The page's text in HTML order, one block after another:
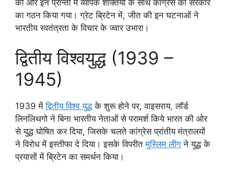
की और इन प्रान्तों में व्यापक शक्तियों के साथ कांग्रेस की सरकार
का गठन किया गया। ग्रेट ब्रिटेन में, जीत की इन घटनाओं ने
भारतीय स्वतंत्रता के विचार के ज्वार उभारा।
द्वितीय विश्वयुद्ध (1939 –
1945)
1939 मेंद्वितीय विश्व युद्ध के शुरू होने पर, वाइसराय, लॉर्ड
लिनलिथगो ने बिना भारतीय नेताओं से परामर्श किये भारत की ओर
से युद्ध घोषित कर दिया, जिसके चलते कांग्रेस प्रांतीय मंत्रालयों
ने विरोध में इस्तीफा दे दिया। इसके विपरीतमुस्लिम लीग ने युद्ध के
प्रयासों में ब्रिटेन का समर्थन किया।